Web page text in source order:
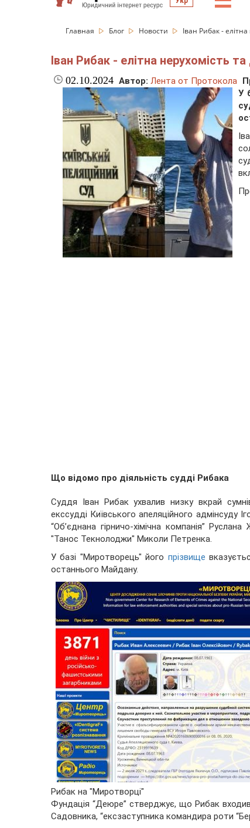
Главная Блог Новости Іван Рибак -
Іван Рибак - елітна нерухомість
02.10.2024 Автор: Лента от Протокола
У
Що відомо про діяльність судді Рибака
Суддя Іван Рибак ухвалив низку вкрай
екссудді Київського апеляційного адмінсуду
“Об’єднана гірничо-хімічна компанія”
"Танос Текнолоджи" Миколи Петренка.
У базі "Миротворець" його прізвище
останнього Майдану.
Рибак на "Миротворці"
Фундація “Деюре” стверджує, що Рибак
Садовника, “ексзаступника командира роти